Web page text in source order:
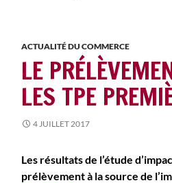
ACTUALITÉ DU COMMERCE
LE
LES TPE
4 JUILLET 2017
Les résultats de l’étude
prélèvement à la source de